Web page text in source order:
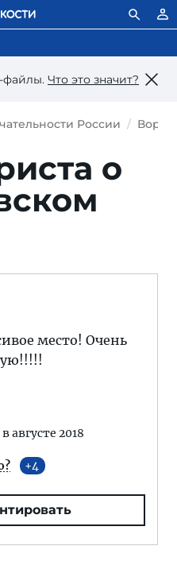
файлы. Что это значит?
России
о
место! Очень
августе 2018
4